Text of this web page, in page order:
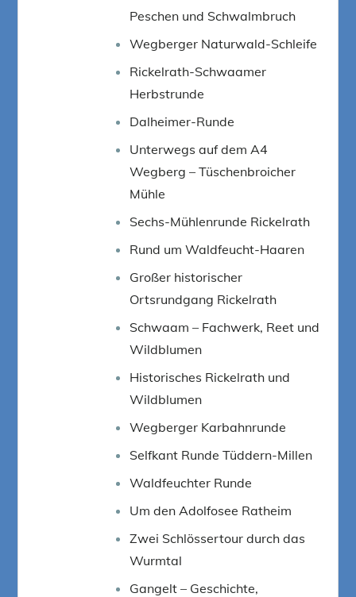
Peschen und Schwalmbruch
Wegberger Naturwald-Schleife
Rickelrath-Schwaamer
Herbstrunde
Dalheimer-Runde
Unterwegs auf dem A4
Wegberg – Tüschenbroicher
Mühle
Sechs-Mühlenrunde Rickelrath
Rund um Waldfeucht-Haaren
Großer historischer
Ortsrundgang Rickelrath
Schwaam – Fachwerk, Reet und
Wildblumen
Historisches Rickelrath und
Wildblumen
Wegberger Karbahnrunde
Selfkant Runde Tüddern-Millen
Waldfeuchter Runde
Um den Adolfosee Ratheim
Zwei Schlössertour durch das
Wurmtal
Gangelt – Geschichte,